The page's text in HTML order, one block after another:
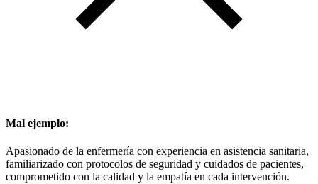
Mal ejemplo:
Apasionado de la enfermería con experiencia en asistencia sanitaria,
familiarizado con protocolos de seguridad y cuidados de pacientes,
comprometido con la calidad y la empatía en cada intervención.